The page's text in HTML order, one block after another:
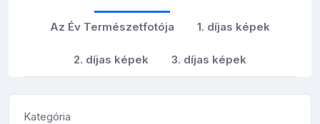
Az Év Természetfotója 1. díjas képek
2. díjas képek 3. díjas képek
Kategória